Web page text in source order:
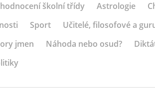
školní třídy Astrologie
Sport Učitelé, filosofové a
jmen Náhoda nebo osud?